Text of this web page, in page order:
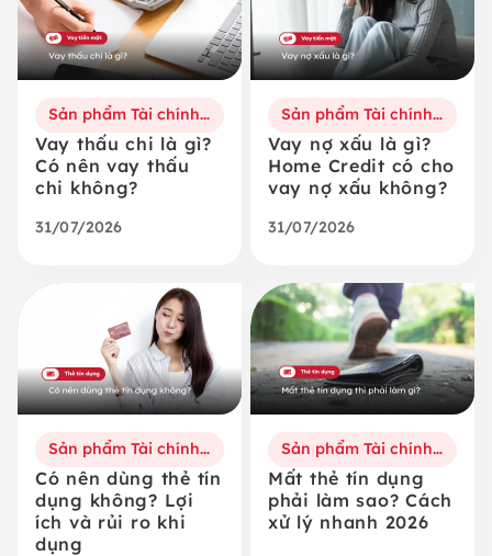
Sản phẩm Tài chính số
Vay thấu chi là gì?
Có nên vay thấu
chi không?
31/07/2026
Sản phẩm Tài chính số
Vay nợ xấu là gì?
Home Credit có cho
vay nợ xấu không?
31/07/2026
Sản phẩm Tài chính số
Có nên dùng thẻ tín
dụng không? Lợi
ích và rủi ro khi
dụng
Sản phẩm Tài chính số
Mất thẻ tín dụng
phải làm sao? Cách
xử lý nhanh 2026